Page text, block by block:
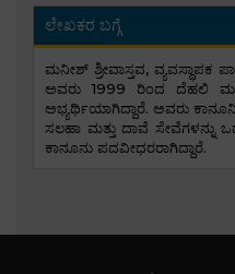
ಲೇಖಕರ ಬಗ್ಗೆ
ಮನೀಶ್ ಶ್ರೀವಾಸ್ತವ, ವ್ಯವಸ್ಥಾಪಕ
ಅವರು 1999 ರಿಂದ ದೆಹಲಿ
ಅಭ್ಯರ್ಥಿಯಾಗಿದ್ದಾರೆ. ಅವರು
ಸಲಹಾ ಮತ್ತು ದಾವೆ
ಕಾನೂನು ಪದವೀಧರರಾಗಿದ್ದಾರೆ.